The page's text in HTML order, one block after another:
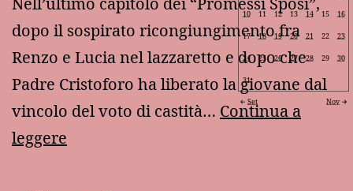
dopo il sospirato ricongiungimento fra
Renzo e Lucia nel lazzaretto e dopo che
Padre Cristoforo ha liberato la giovane dal
vincolo del voto di castità… Continua a
leggere
10 11 12 13 14 15 16
17 18 19 20 21 22 23
24 25 26 27 28 29 30
31
Set Nov